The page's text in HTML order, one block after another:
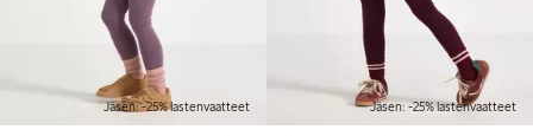
Jäsen: -25% lastenvaatteet Jäsen: -25% lastenvaatteet